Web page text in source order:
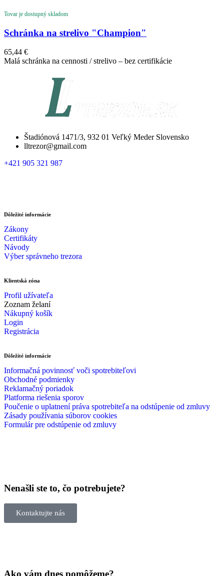
Tovar je dostupný skladom
Schránka na strelivo "Champion"
65,44 €
Malá schránka na cennosti / strelivo – bez certifikácie
Štadiónová 1471/3, 932 01 Veľký Meder Slovensko
lltrezor@gmail.com
+421 905 321 987
Dôležité informácie
Zákony
Certifikáty
Návody
Výber správneho trezora
Klientská zóna
Profil užívateľa
Zoznam želaní
Nákupný košík
Login
Registrácia
Dôležité informácie
Informačná povinnosť voči spotrebiteľovi
Obchodné podmienky
Reklamačný poriadok
Platforma riešenia sporov
Poučenie o uplatnení práva spotrebiteľa na odstúpenie od zmluvy
Zásady používania súborov cookies
Formulár pre odstúpenie od zmluvy
Nenašli ste to, čo potrebujete?
Kontaktujte nás
Ako vám dnes pomôžeme?